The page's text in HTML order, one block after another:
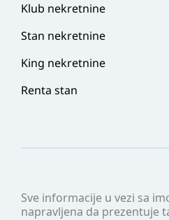
Sve informacije u vezi sa
napravljena da prezentuje
Klub nekretnine
Stan nekretnine
King nekretnine
Renta stan